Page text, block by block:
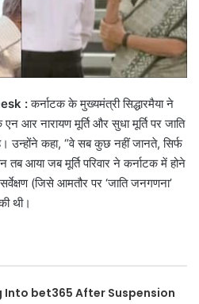
:कर्नाटक के मुख्यमंत्री सिद्धारमैया ने
आर नारायण मूर्ति और सुधा मूर्ति पर जाति
उन्होंने कहा, “वे सब कुछ नहीं जानते, सिर्फ
आया जब मूर्ति परिवार ने कर्नाटक में होने
(जिसे आमतौर पर ‘जाति जनगणना’
थी।
Into bet365 After Suspension